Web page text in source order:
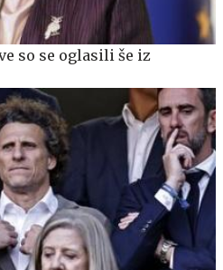
so se oglasili še iz